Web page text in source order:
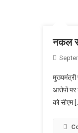
नकल
मुख्यमंत्री
आरोपों
को सीएम